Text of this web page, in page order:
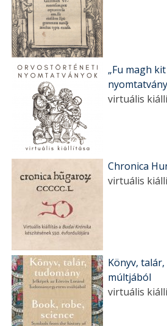
„Fu magh
virtuális
Chronica
virtuális
Könyv,
múltjából
virtuális